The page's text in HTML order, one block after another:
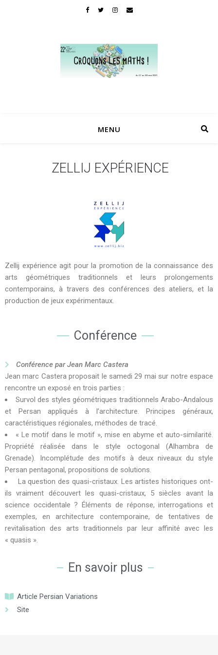
MENU
ZELLIJ EXPÉRIENCE
Zellij expérience agit pour la promotion de la connaissance des
arts géométriques traditionnels et leurs prolongements
contemporains, à travers des conférences des ateliers, et la
production de jeux expérimentaux.
Conférence
Conférence par Jean Marc Castera
Jean marc Castera proposait le samedi 29 mai sur notre espace
rencontre un exposé en trois parties :
Survol des styles géométriques traditionnels Arabo-Andalous
et Persan appliqués à l’architecture. Principes généraux,
caractéristiques régionales, méthodes de tracé.
« Le motif dans le motif », mise en abyme et auto-similarité.
Propriété réalisée dans le style octogonal (Alhambra de
Grenade). Incomplétude des motifs à deux niveaux du style
Persan pentagonal, propositions de solutions.
La question des quasi-cristaux. Les artistes historiques ont-
ils vraiment découvert les quasi-cristaux, 5 siècles avant la
science occidentale ? Éléments de réponse, interrogations et
exemples, en architecture contemporaine, de tentatives de
revitalisation des arts traditionnels par leur affinité avec les
« quasis ».
En savoir plus
Article Persian Variations
Site